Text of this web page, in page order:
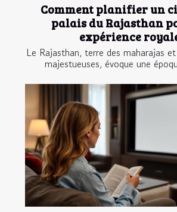
Comment planifier un
palais du Rajasthan
expérience
Le Rajasthan, terre des maharajas
majestueuses, évoque une